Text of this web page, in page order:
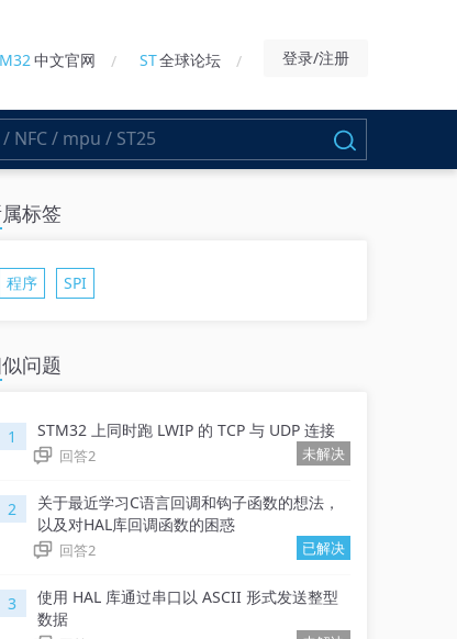
中文官网 ST全球论坛 登录/注册
标签
程序 SPI
问题
1 STM32 上同时跑 LWIP 的 TCP 与 UDP 连接
回答2 未解决
2
关于最近学习C语言回调和钩子函数的想法，
以及对HAL库回调函数的困惑
回答2 已解决
3
使用 HAL 库通过串口以 ASCII 形式发送整型
数据